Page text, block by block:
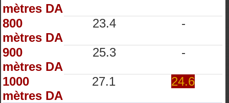
mètres DA
800
mètres DA
23.4 -
900
mètres DA
25.3 -
1000
mètres DA
27.1 24.6